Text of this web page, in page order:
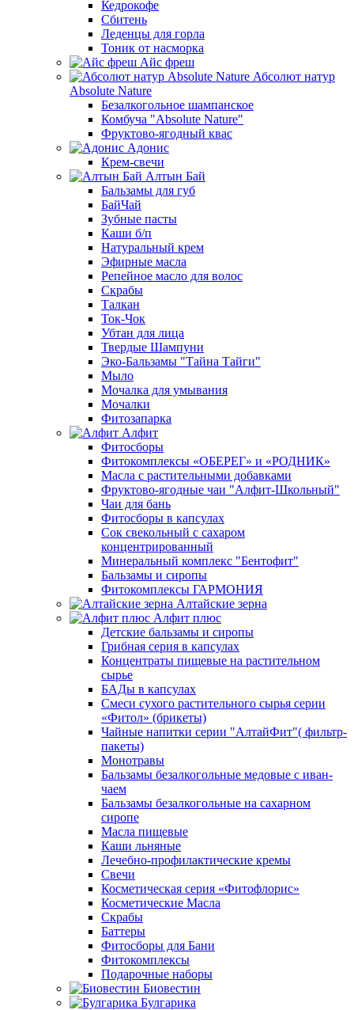
Кедрокофе
Сбитень
Леденцы для горла
Тоник от насморка
Айс фреш
Абсолют натур
Absolute Nature
Безалкогольное шампанское
Комбуча "Absolute Nature"
Фруктово-ягодный квас
Адонис
Крем-свечи
Алтын Бай
Бальзамы для губ
БайЧай
Зубные пасты
Каши б/п
Натуральный крем
Эфирные масла
Репейное масло для волос
Скрабы
Талкан
Ток-Чок
Убтан для лица
Твердые Шампуни
Эко-Бальзамы "Тайна Тайги"
Мыло
Мочалка для умывания
Мочалки
Фитозапарка
Алфит
Фитосборы
Фитокомплексы «ОБЕРЕГ» и «РОДНИК»
Масла с растительными добавками
Фруктово-ягодные чаи "Алфит-Школьный"
Чаи для бань
Фитосборы в капсулах
Сок свекольный с сахаром
концентрированный
Минеральный комплекс "Бентофит"
Бальзамы и сиропы
Фитокомплексы ГАРМОНИЯ
Алтайские зерна
Алфит плюс
Детские бальзамы и сиропы
Грибная серия в капсулах
Концентраты пищевые на растительном
сырье
БАДы в капсулах
Смеси сухого растительного сырья серии
«Фитол» (брикеты)
Чайные напитки серии "АлтайФит"( фильтр-
пакеты)
Монотравы
Бальзамы безалкогольные медовые с иван-
чаем
Бальзамы безалкогольные на сахарном
сиропе
Масла пищевые
Каши льняные
Лечебно-профилактические кремы
Свечи
Косметическая серия «Фитофлорис»
Косметические Масла
Скрабы
Баттеры
Фитосборы для Бани
Фитокомплексы
Подарочные наборы
Биовестин
Булгарика